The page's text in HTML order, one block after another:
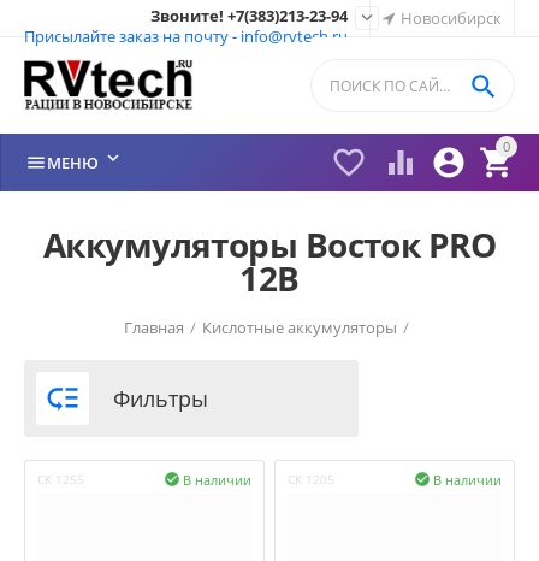
Новосибирск
Звоните! +7(383)213-23-94
Присылайте заказ на почту - info@rvtech.ru

0


 

МЕНЮ 
Аккумуляторы Восток PRO
12В
Главная / Кислотные аккумуляторы /
 Фильтры
СК 1255 В наличии
 СК 1205 В наличии
